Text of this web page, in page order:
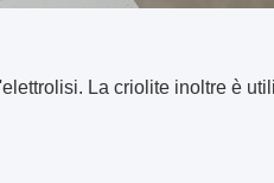
La criolite inoltre è